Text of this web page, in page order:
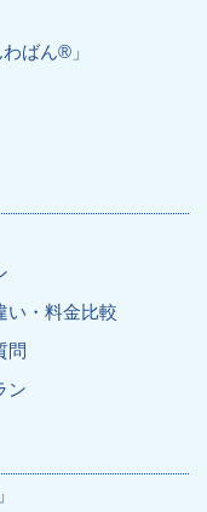
ばん®」
い・料金比較
問
ン